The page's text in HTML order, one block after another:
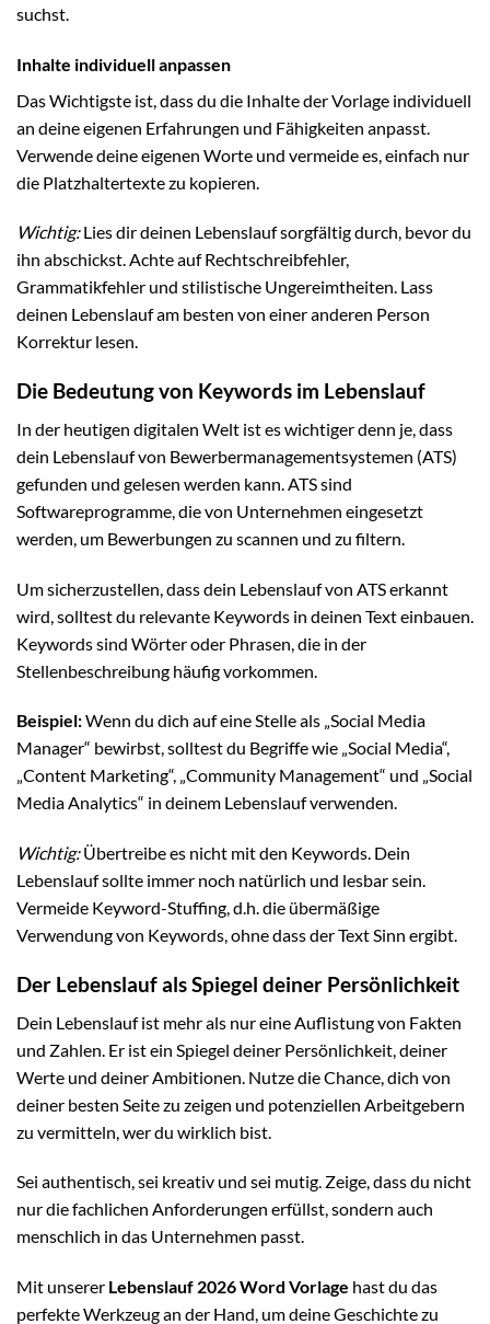
suchst.
Inhalte individuell anpassen
Das Wichtigste ist, dass du die Inhalte der Vorlage individuell
an deine eigenen Erfahrungen und Fähigkeiten anpasst.
Verwende deine eigenen Worte und vermeide es, einfach nur
die Platzhaltertexte zu kopieren.
Wichtig:Lies dir deinen Lebenslauf sorgfältig durch, bevor du
ihn abschickst. Achte auf Rechtschreibfehler,
Grammatikfehler und stilistische Ungereimtheiten. Lass
deinen Lebenslauf am besten von einer anderen Person
Korrektur lesen.
Die Bedeutung von Keywords im Lebenslauf
In der heutigen digitalen Welt ist es wichtiger denn je, dass
dein Lebenslauf von Bewerbermanagementsystemen (ATS)
gefunden und gelesen werden kann. ATS sind
Softwareprogramme, die von Unternehmen eingesetzt
werden, um Bewerbungen zu scannen und zu filtern.
Um sicherzustellen, dass dein Lebenslauf von ATS erkannt
wird, solltest du relevante Keywords in deinen Text einbauen.
Keywords sind Wörter oder Phrasen, die in der
Stellenbeschreibung häufig vorkommen.
Beispiel:Wenn du dich auf eine Stelle als „Social Media
Manager“ bewirbst, solltest du Begriffe wie „Social Media“,
„Content Marketing“, „Community Management“ und „Social
Media Analytics“ in deinem Lebenslauf verwenden.
Wichtig:Übertreibe es nicht mit den Keywords. Dein
Lebenslauf sollte immer noch natürlich und lesbar sein.
Vermeide Keyword-Stuffing, d.h. die übermäßige
Verwendung von Keywords, ohne dass der Text Sinn ergibt.
Der Lebenslauf als Spiegel deiner Persönlichkeit
Dein Lebenslauf ist mehr als nur eine Auflistung von Fakten
und Zahlen. Er ist ein Spiegel deiner Persönlichkeit, deiner
Werte und deiner Ambitionen. Nutze die Chance, dich von
deiner besten Seite zu zeigen und potenziellen Arbeitgebern
zu vermitteln, wer du wirklich bist.
Sei authentisch, sei kreativ und sei mutig. Zeige, dass du nicht
nur die fachlichen Anforderungen erfüllst, sondern auch
menschlich in das Unternehmen passt.
Mit unserer Lebenslauf 2026 Word Vorlage hast du das
perfekte Werkzeug an der Hand, um deine Geschichte zu